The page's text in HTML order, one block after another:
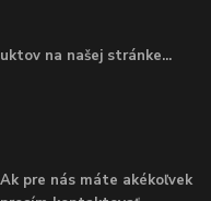
na našej stránke...
pre nás máte akékoľvek